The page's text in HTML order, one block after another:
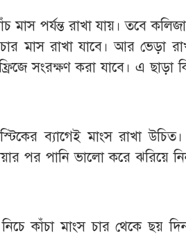
মাস পর্যন্ত রাখা যায়। তবে
মাস রাখা যাবে। আর ভেড়া
সংরক্ষণ করা যাবে। এ ছাড়া
ব্যাগেই মাংস রাখা
পর পানি ভালো করে ঝরিয়ে
কাঁচা মাংস চার থেকে ছয়